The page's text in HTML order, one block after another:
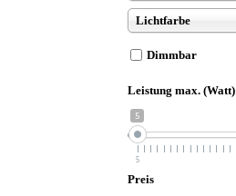
Lichtfarbe
Dimmbar
Leistung max. (Watt)
5
5
Preis